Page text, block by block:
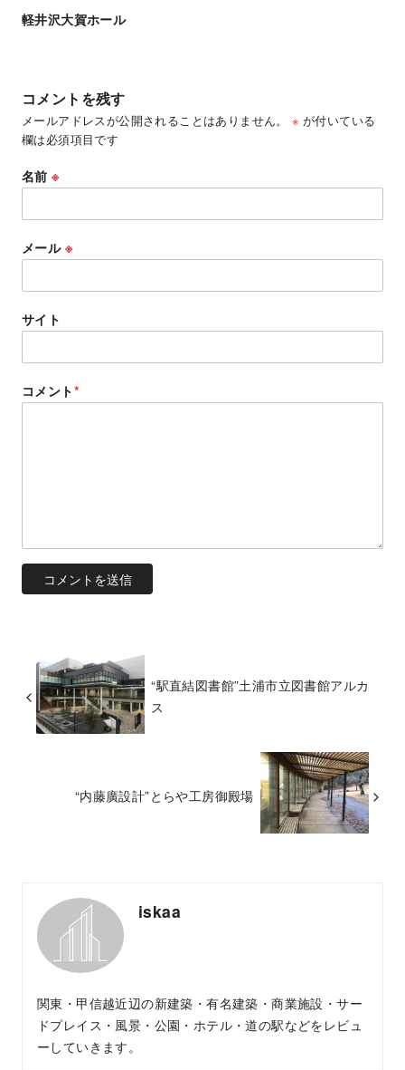
軽井沢大賀ホール
コメントを残す
メールアドレスが公開されることはありません。 ※ が付いている
欄は必須項目です
名前※
メール ※
サイト
コメント*
“駅直結図書館”土浦市立図書館アルカ
ス
“内藤廣設計”とらや工房御殿場
iskaa
関東・甲信越近辺の新建築・有名建築・商業施設・サー
ドプレイス・風景・公園・ホテル・道の駅などをレビュ
ーしていきます。